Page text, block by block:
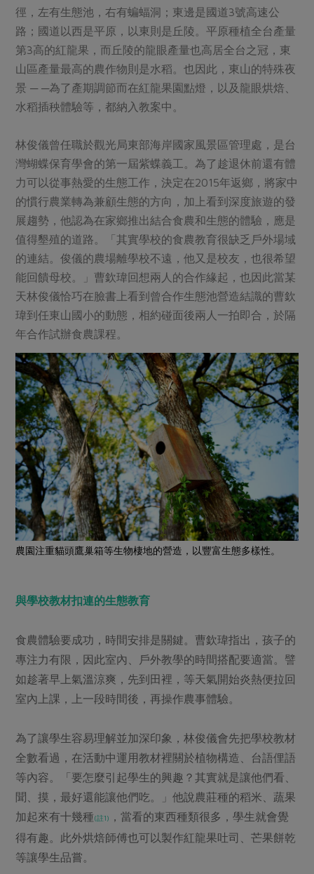
徑，左有生態池，右有蝙蝠洞；東邊是國道3號高速公
路；國道以西是平原，以東則是丘陵。平原種植全台產量
第3高的紅龍果，而丘陵的龍眼產量也高居全台之冠，東
山區產量最高的農作物則是水稻。也因此，東山的特殊夜
景 ─ ─為了產期調節而在紅龍果園點燈，以及龍眼烘焙、
水稻插秧體驗等，都納入教案中。
林俊儀曾任職於觀光局東部海岸國家風景區管理處，是台
灣蝴蝶保育學會的第一屆紫蝶義工。為了趁退休前還有體
力可以從事熱愛的生態工作，決定在2015年返鄉，將家中
的慣行農業轉為兼顧生態的方向，加上看到深度旅遊的發
展趨勢，他認為在家鄉推出結合食農和生態的體驗，應是
值得墾殖的道路。「其實學校的食農教育很缺乏戶外場域
的連結。俊儀的農場離學校不遠，他又是校友，也很希望
能回饋母校。」曹欽瑋回想兩人的合作緣起，也因此當某
天林俊儀恰巧在臉書上看到曾合作生態池營造結識的曹欽
瑋到任東山國小的動態，相約碰面後兩人一拍即合，於隔
年合作試辦食農課程。
農園注重貓頭鷹巢箱等生物棲地的營造，以豐富生態多樣性。
與學校教材扣連的生態教育
食農體驗要成功，時間安排是關鍵。曹欽瑋指出，孩子的
專注力有限，因此室內、戶外教學的時間搭配要適當。譬
如趁著早上氣溫涼爽，先到田裡，等天氣開始炎熱便拉回
室內上課，上一段時間後，再操作農事體驗。
為了讓學生容易理解並加深印象，林俊儀會先把學校教材
全數看過，在活動中運用教材裡關於植物構造、台語俚語
等內容。「要怎麼引起學生的興趣？其實就是讓他們看、
聞、摸，最好還能讓他們吃。」他說農莊種的稻米、蔬果
加起來有十幾種(註1)
，當看的東西種類很多，學生就會覺
得有趣。此外烘焙師傅也可以製作紅龍果吐司、芒果餅乾
等讓學生品嘗。